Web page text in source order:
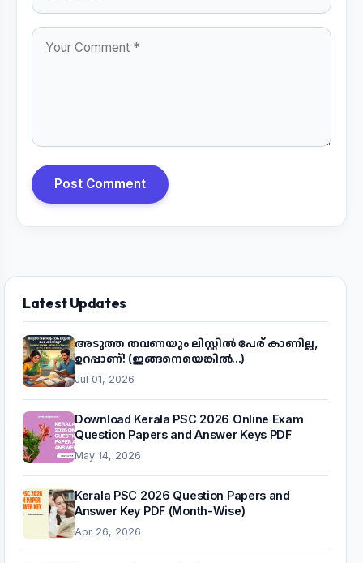
Post Comment
Latest Updates
അടുത്ത തവണയും ലിസ്റ്റിൽ പേര് കാണില്ല,
ഉറപ്പാണ്! (ഇങ്ങനെയെങ്കിൽ...)
Jul 01, 2026
Download Kerala PSC 2026 Online Exam
Question Papers and Answer Keys PDF
May 14, 2026
Kerala PSC 2026 Question Papers and
Answer Key PDF (Month-Wise)
Apr 26, 2026